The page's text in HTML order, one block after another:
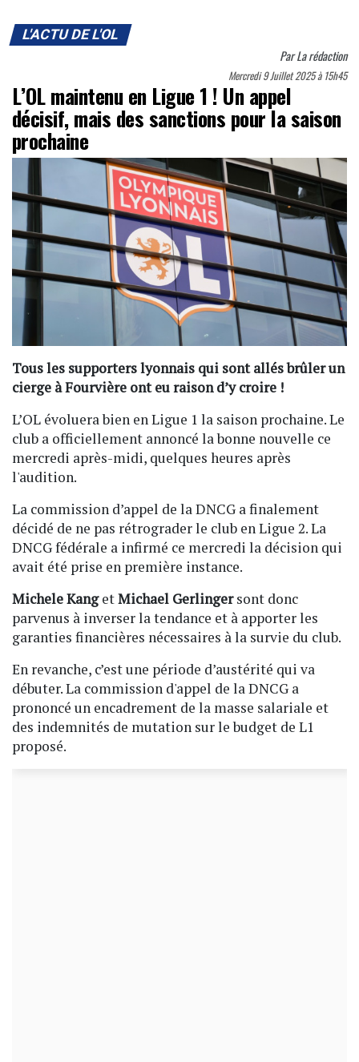
L'ACTU DE L'OL
ParLa rédaction
Mercredi 9 Juillet 2025 à 15h45
L’OL maintenu en Ligue 1 ! Un appel
décisif, mais des sanctions pour la saison
prochaine
Tous les supporters lyonnais qui sont allés brûler un
cierge à Fourvière ont eu raison d’y croire !
L’OL évoluera bien en Ligue 1 la saison prochaine. Le
club a officiellement annoncé la bonne nouvelle ce
mercredi après-midi, quelques heures après
l'audition.
La commission d’appel de la DNCG a finalement
décidé de ne pas rétrograder le club en Ligue 2. La
DNCG fédérale a infirmé ce mercredi la décision qui
avait été prise en première instance.
Michele KangetMichael Gerlingersont donc
parvenus à inverser la tendance et à apporter les
garanties financières nécessaires à la survie du club.
En revanche, c’est une période d’austérité qui va
débuter. La commission d'appel de la DNCG a
prononcé un encadrement de la masse salariale et
des indemnités de mutation sur le budget de L1
proposé.